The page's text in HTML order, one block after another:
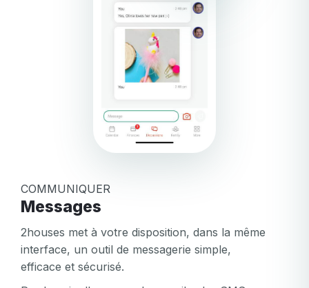
COMMUNIQUER
Messages
2houses met à votre disposition, dans la même
interface, un outil de messagerie simple,
efficace et sécurisé.
invalide
Mot de passe oublié?
Facebook
Confirmation de mot de passe
Ou inscrivez-vous via
Facebook